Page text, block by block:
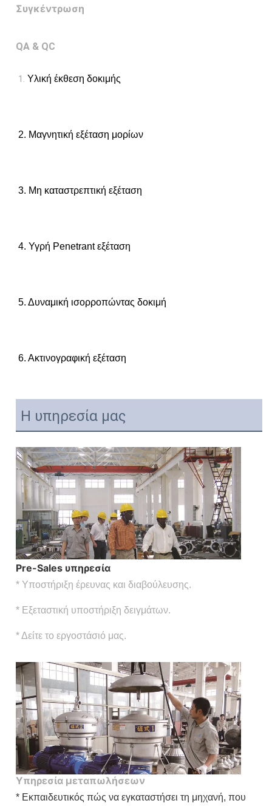
Συγκέντρωση
QA & QC
1. Υλική έκθεση δοκιμής
2. Μαγνητική εξέταση μορίων
3. Μη καταστρεπτική εξέταση
4. Υγρή Penetrant εξέταση
5. Δυναμική ισορροπώντας δοκιμή
6. Ακτινογραφική εξέταση
Η υπηρεσία μας
Pre-Sales υπηρεσία
* Υποστήριξη έρευνας και διαβούλευσης.
* Εξεταστική υποστήριξη δειγμάτων.
* Δείτε το εργοστάσιό μας.
Υπηρεσία μεταπωλήσεων
* Εκπαιδευτικός πώς να εγκαταστήσει τη μηχανή, που